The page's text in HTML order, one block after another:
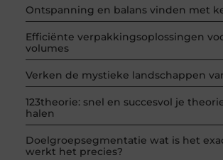
Ontspanning en balans vinden met
Efficiënte verpakkingsoplossingen
volumes
Verken de mystieke landschappen
123theorie: snel en succesvol je
halen
Doelgroepsegmentatie wat is het
werkt het precies?